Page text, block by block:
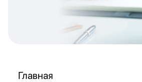
Главная